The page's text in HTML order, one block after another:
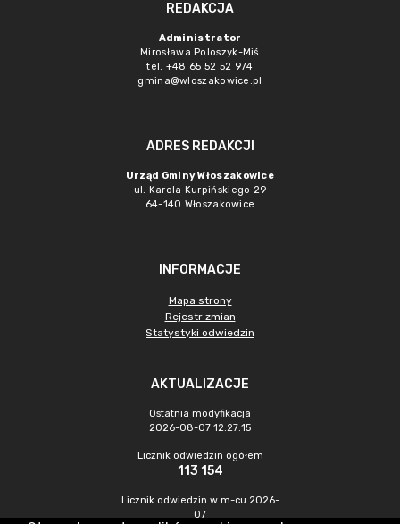
REDAKCJA
Administrator
Mirosława Poloszyk-Miś
tel. +48 65 52 52 974
gmina@wloszakowice.pl
ADRES REDAKCJI
Urząd Gminy Włoszakowice
ul. Karola Kurpińskiego 29
64-140 Włoszakowice
INFORMACJE
Mapa strony
Rejestr zmian
Statystyki odwiedzin
AKTUALIZACJE
Ostatnia modyfikacja
2026-08-07 12:27:15
Licznik odwiedzin ogółem
113 154
Licznik odwiedzin w m-cu 2026-
07